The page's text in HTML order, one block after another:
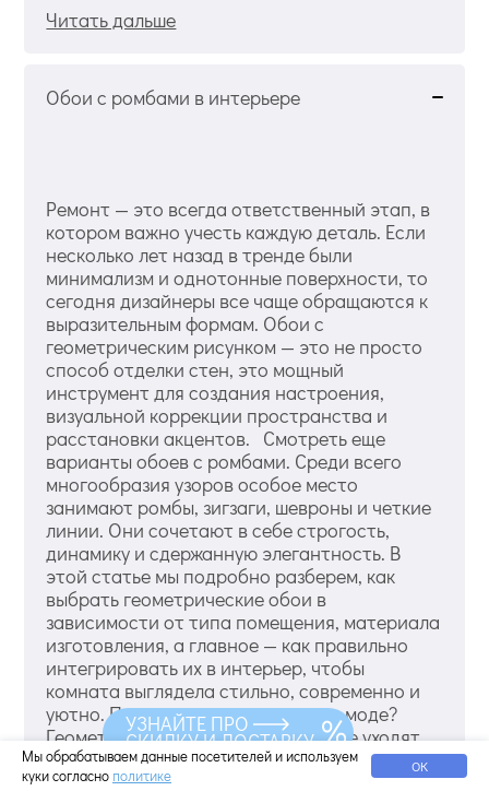
Читать дальше
Обои с ромбами в интерьере
Ремонт — это всегда ответственный этап, в
котором важно учесть каждую деталь. Если
несколько лет назад в тренде были
минимализм и однотонные поверхности, то
сегодня дизайнеры все чаще обращаются к
выразительным формам. Обои с
геометрическим рисунком — это не просто
способ отделки стен, это мощный
инструмент для создания настроения,
визуальной коррекции пространства и
расстановки акцентов. Смотреть еще
варианты обоев с ромбами. Среди всего
многообразия узоров особое место
занимают ромбы, зигзаги, шевроны и четкие
линии. Они сочетают в себе строгость,
динамику и сдержанную элегантность. В
этой статье мы подробно разберем, как
выбрать геометрические обои в
зависимости от типа помещения, материала
изготовления, а главное — как правильно
интегрировать их в интерьер, чтобы
комната выглядела стильно, современно и
уютно. Почему геометрия снова в моде?
Геометрические принты никогда не уходят
из мира дизайна полностью, но сегодня они
переживают настоящий р...
Мы обрабатываем данные посетителей и используем
куки согласно политике ОК
УЗНАЙТЕ ПРО
СКИДКУ И ДОСТАВКУ